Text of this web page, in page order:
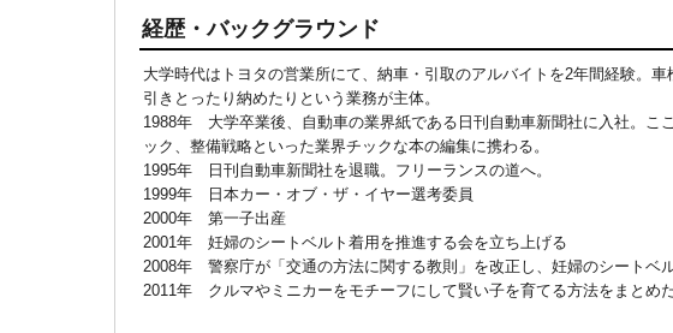
経歴・バックグラウンド
大学時代はトヨタの営業所にて、納車・引取のアルバイトを2年間経験。
引きとったり納めたりという業務が主体。
1988年 大学卒業後、自動車の業界紙である日刊自動車新聞社に入社。こ
ック、整備戦略といった業界チックな本の編集に携わる。
1995年 日刊自動車新聞社を退職。フリーランスの道へ。
1999年 日本カー・オブ・ザ・イヤー選考委員
2000年 第一子出産
2001年 妊婦のシートベルト着用を推進する会を立ち上げる
2008年 警察庁が「交通の方法に関する教則」を改正し、妊婦のシートベ
2011年 クルマやミニカーをモチーフにして賢い子を育てる方法をまとめ